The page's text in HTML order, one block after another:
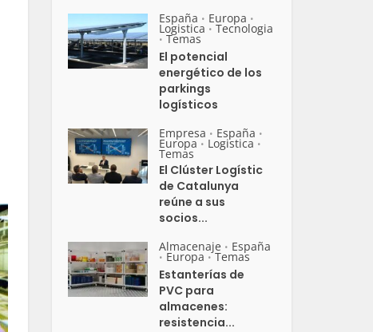
España • Europa •
Logistica • Tecnologia
• Temas
El potencial
energético de los
parkings
logísticos
Empresa • España •
Europa • Logistica •
Temas
El Clúster Logístic
de Catalunya
reúne a sus
socios...
Almacenaje • España
• Europa • Temas
Estanterías de
PVC para
almacenes:
resistencia...